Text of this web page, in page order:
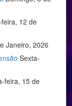
12 de
Janeiro, 2026
Sexta-
feira, 15 de